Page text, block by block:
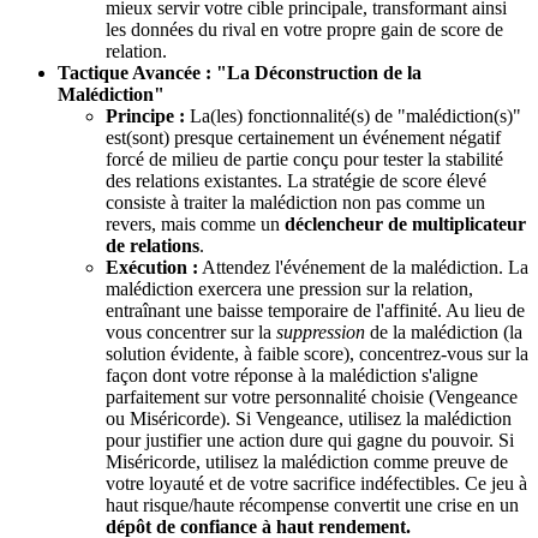
mieux servir votre cible principale, transformant ainsi
les données du rival en votre propre gain de score de
relation.
Tactique Avancée : "La Déconstruction de la
Malédiction"
Principe : La(les) fonctionnalité(s) de "malédiction(s)"
est(sont) presque certainement un événement négatif
forcé de milieu de partie conçu pour tester la stabilité
des relations existantes. La stratégie de score élevé
consiste à traiter la malédiction non pas comme un
revers, mais comme un déclencheur de multiplicateur
de relations.
Exécution : Attendez l'événement de la malédiction. La
malédiction exercera une pression sur la relation,
entraînant une baisse temporaire de l'affinité. Au lieu de
vous concentrer sur la suppression de la malédiction (la
solution évidente, à faible score), concentrez-vous sur la
façon dont votre réponse à la malédiction s'aligne
parfaitement sur votre personnalité choisie (Vengeance
ou Miséricorde). Si Vengeance, utilisez la malédiction
pour justifier une action dure qui gagne du pouvoir. Si
Miséricorde, utilisez la malédiction comme preuve de
votre loyauté et de votre sacrifice indéfectibles. Ce jeu à
haut risque/haute récompense convertit une crise en un
dépôt de confiance à haut rendement.